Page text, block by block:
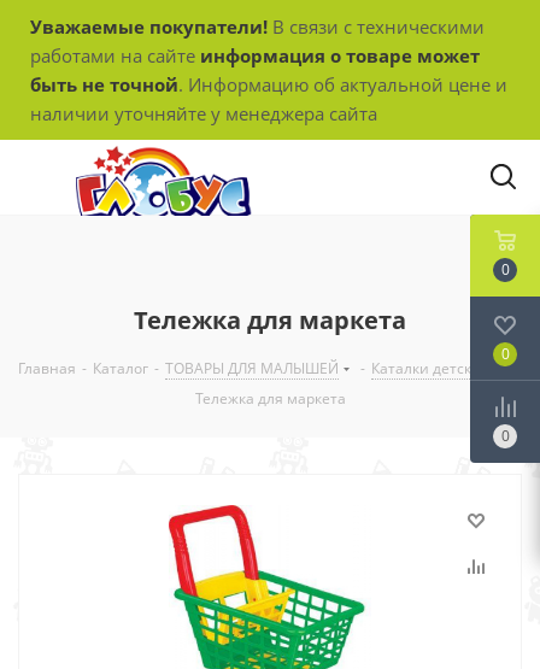
Уважаемые покупатели! В связи с техническими
работами на сайте информация о товаре может
быть не точной. Информацию об актуальной цене и
наличии уточняйте у менеджера сайта
Тележка для маркета
Главная - Каталог - ТОВАРЫ ДЛЯ МАЛЫШЕЙ - Каталки детские
-
Тележка для маркета
0
0
0